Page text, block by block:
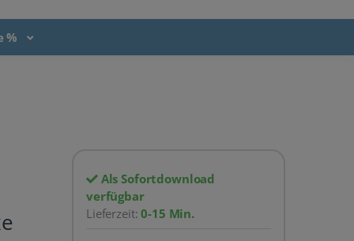
%
Als Sofortdownload
verfügbar
Lieferzeit:0-15 Min.